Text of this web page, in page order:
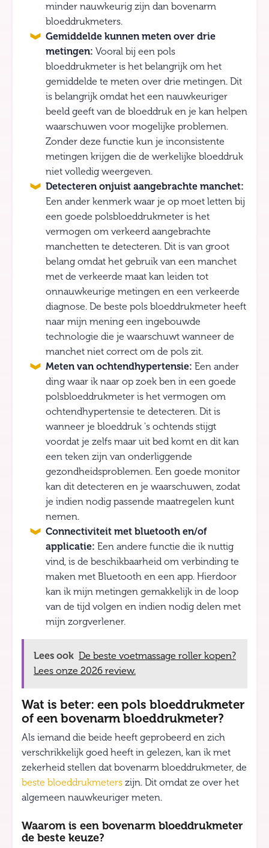
minder nauwkeurig zijn dan bovenarm
bloeddrukmeters.
Gemiddelde kunnen meten over drie
metingen: Vooral bij een pols
bloeddrukmeter is het belangrijk om het
gemiddelde te meten over drie metingen. Dit
is belangrijk omdat het een nauwkeuriger
beeld geeft van de bloeddruk en je kan helpen
waarschuwen voor mogelijke problemen.
Zonder deze functie kun je inconsistente
metingen krijgen die de werkelijke bloeddruk
niet volledig weergeven.
Detecteren onjuist aangebrachte manchet:
Een ander kenmerk waar je op moet letten bij
een goede polsbloeddrukmeter is het
vermogen om verkeerd aangebrachte
manchetten te detecteren. Dit is van groot
belang omdat het gebruik van een manchet
met de verkeerde maat kan leiden tot
onnauwkeurige metingen en een verkeerde
diagnose. De beste pols bloeddrukmeter heeft
naar mijn mening een ingebouwde
technologie die je waarschuwt wanneer de
manchet niet correct om de pols zit.
Meten van ochtendhypertensie: Een ander
ding waar ik naar op zoek ben in een goede
polsbloeddrukmeter is het vermogen om
ochtendhypertensie te detecteren. Dit is
wanneer je bloeddruk 's ochtends stijgt
voordat je zelfs maar uit bed komt en dit kan
een teken zijn van onderliggende
gezondheidsproblemen. Een goede monitor
kan dit detecteren en je waarschuwen, zodat
je indien nodig passende maatregelen kunt
nemen.
Connectiviteit met bluetooth en/of
applicatie: Een andere functie die ik nuttig
vind, is de beschikbaarheid om verbinding te
maken met Bluetooth en een app. Hierdoor
kan ik mijn metingen gemakkelijk in de loop
van de tijd volgen en indien nodig delen met
mijn zorgverlener.
Lees ook De beste voetmassage roller kopen?
Lees onze 2026 review.
Wat is beter: een pols bloeddrukmeter
of een bovenarm bloeddrukmeter?
Als iemand die beide heeft geprobeerd en zich
verschrikkelijk goed heeft in gelezen, kan ik met
zekerheid stellen dat bovenarm bloeddrukmeter, de
beste bloeddrukmeters zijn. Dit omdat ze over het
algemeen nauwkeuriger meten.
Waarom is een bovenarm bloeddrukmeter
de beste keuze?